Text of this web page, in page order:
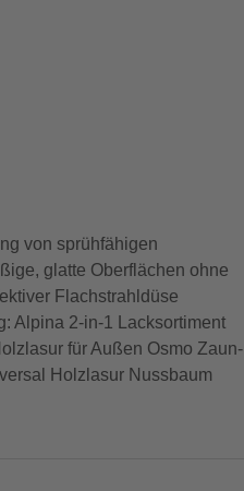
von sprühfähigen
glatte Oberflächen ohne
Flachstrahldüse
Alpina 2-in-1 Lacksortiment
für Außen Osmo Zaun-
Holzlasur Nussbaum